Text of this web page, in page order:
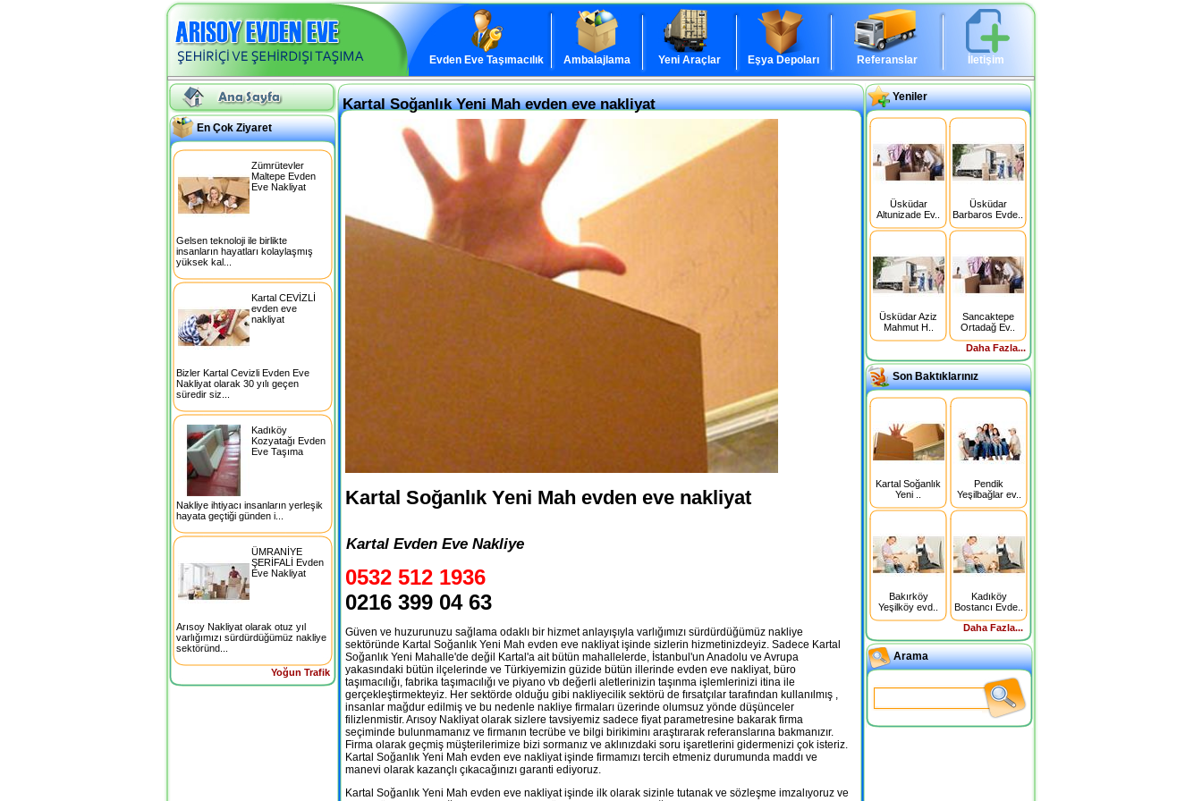
Evden Eve Taşımacılık Ambalajlama Yeni Araçlar Eşya Depoları Referanslar İletişim
En Çok Ziyaret
Zümrütevler
Maltepe Evden
Eve Nakliyat
Gelsen teknoloji ile birlikte
insanların hayatları kolaylaşmış
yüksek kal...
Kartal CEVİZLİ
evden eve
nakliyat
Bizler Kartal Cevizli Evden Eve
Nakliyat olarak 30 yılı geçen
süredir siz...
Kadıköy
Kozyatağı Evden
Eve Taşıma
Nakliye ihtiyacı insanların yerleşik
hayata geçtiği günden i...
ÜMRANİYE
ŞERİFALİ Evden
Eve Nakliyat
Arısoy Nakliyat olarak otuz yıl
varlığımızı sürdürdüğümüz nakliye
sektöründ...
Yoğun Trafik
Kartal Soğanlık Yeni Mah evden eve nakliyat
Kartal Soğanlık Yeni Mah evden eve nakliyat
Kartal Evden Eve Nakliye
0532 512 1936
0216 399 04 63
Güven ve huzurunuzu sağlama odaklı bir hizmet anlayışıyla varlığımızı sürdürdüğümüz nakliye
sektöründe Kartal Soğanlık Yeni Mah evden eve nakliyat işinde sizlerin hizmetinizdeyiz. Sadece Kartal
Soğanlık Yeni Mahalle'de değil Kartal'a ait bütün mahallelerde, İstanbul'un Anadolu ve Avrupa
yakasındaki bütün ilçelerinde ve Türkiyemizin güzide bütün illerinde evden eve nakliyat, büro
taşımacılığı, fabrika taşımacılığı ve piyano vb değerli aletlerinizin taşınma işlemlerinizi itina ile
gerçekleştirmekteyiz. Her sektörde olduğu gibi nakliyecilik sektörü de fırsatçılar tarafından kullanılmış ,
insanlar mağdur edilmiş ve bu nedenle nakliye firmaları üzerinde olumsuz yönde düşünceler
filizlenmistir. Arısoy Nakliyat olarak sizlere tavsiyemiz sadece fiyat parametresine bakarak firma
seçiminde bulunmamanız ve firmanın tecrübe ve bilgi birikiminı araştırarak referanslarına bakmanızır.
Firma olarak geçmiş müşterilerimize bizi sormanız ve aklınızdaki soru işaretlerini gidermenizi çok isteriz.
Kartal Soğanlık Yeni Mah evden eve nakliyat işinde firmamızı tercih etmeniz durumunda maddı ve
manevi olarak kazançlı çıkacağınızı garanti ediyoruz.
Kartal Soğanlık Yeni Mah evden eve nakliyat işinde ilk olarak sizinle tutanak ve sözleşme imzalıyoruz ve
Yeniler
Üsküdar
Altunizade Ev..
Üsküdar
Barbaros Evde..
Üsküdar Aziz
Mahmut H..
Sancaktepe
Ortadağ Ev..
Daha Fazla...
Son Baktıklarınız
Kartal Soğanlık
Yeni ..
Pendik
Yeşilbağlar ev..
Bakırköy
Yeşilköy evd..
Kadıköy
Bostancı Evde..
Daha Fazla...
Arama